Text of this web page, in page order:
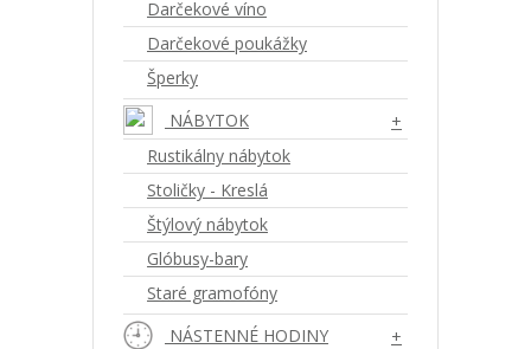
Darčekové víno
Darčekové poukážky
Šperky
NÁBYTOK
+
Rustikálny nábytok
Stoličky - Kreslá
Štýlový nábytok
Glóbusy-bary
Staré gramofóny
NÁSTENNÉ HODINY
+